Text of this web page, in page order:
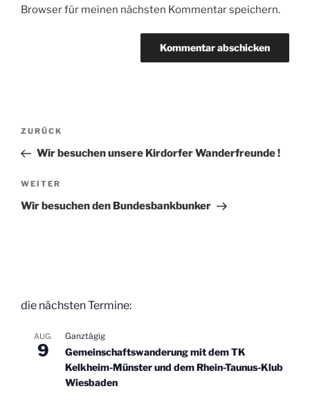
Browser für meinen nächsten Kommentar speichern.
Beitragsnavigation
Vorheriger
Beitrag
ZURÜCK
Wir besuchen unsere Kirdorfer Wanderfreunde !
Nächster
Beitrag
WEITER
Wir besuchen den Bundesbankbunker
die nächsten Termine:
AUG.
9
Ganztägig
Gemeinschaftswanderung mit dem TK
Kelkheim-Münster und dem Rhein-Taunus-Klub
Wiesbaden